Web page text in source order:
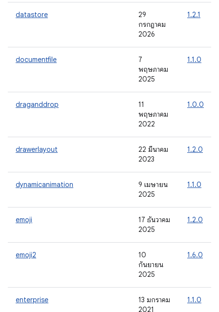
datastore
29
กรกฎาคม
2026
1.2.1
documentfile
7
พฤษภาคม
2025
1.1.0
draganddrop
11
พฤษภาคม
2022
1.0.0
drawerlayout
22 มีนาคม
2023
1.2.0
dynamicanimation
9 เมษายน
2025
1.1.0
emoji
17 ธันวาคม
2025
1.2.0
emoji2
10
กันยายน
2025
1.6.0
enterprise
13 มกราคม
2021
1.1.0